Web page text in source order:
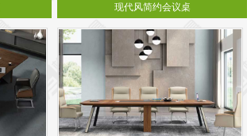
现代风简约会议桌